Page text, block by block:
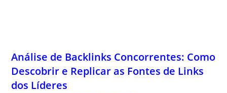
Análise de Backlinks Concorrentes: Como
Descobrir e Replicar as Fontes de Links
dos Líderes